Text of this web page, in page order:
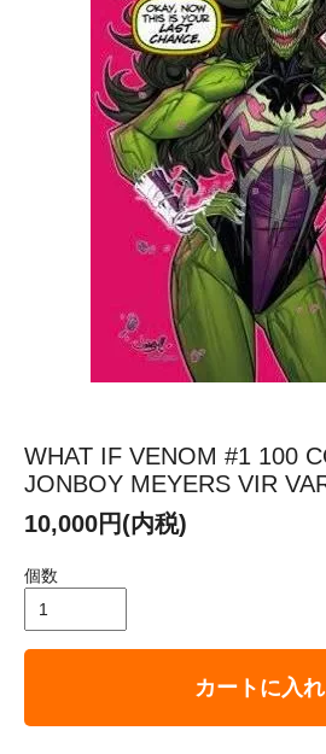
WHAT IF VENOM #1 100
JONBOY MEYERS VIR
10,000円(内税)
個数
カートに入